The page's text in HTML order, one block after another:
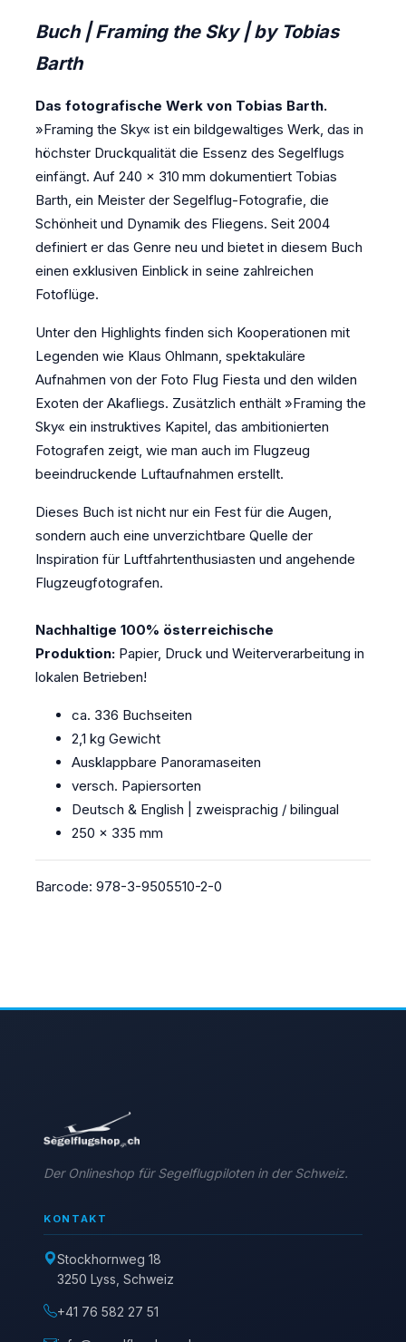
Buch | Framing the Sky | by Tobias
Barth
Das fotografische Werk von Tobias Barth.
»Framing the Sky« ist ein bildgewaltiges Werk, das in
höchster Druckqualität die Essenz des Segelflugs
einfängt. Auf 240 × 310 mm dokumentiert Tobias
Barth, ein Meister der Segelflug-Fotografie, die
Schönheit und Dynamik des Fliegens. Seit 2004
definiert er das Genre neu und bietet in diesem Buch
einen exklusiven Einblick in seine zahlreichen
Fotoflüge.
Unter den Highlights finden sich Kooperationen mit
Legenden wie Klaus Ohlmann, spektakuläre
Aufnahmen von der Foto Flug Fiesta und den wilden
Exoten der Akafliegs. Zusätzlich enthält »Framing the
Sky« ein instruktives Kapitel, das ambitionierten
Fotografen zeigt, wie man auch im Flugzeug
beeindruckende Luftaufnahmen erstellt.
Dieses Buch ist nicht nur ein Fest für die Augen,
sondern auch eine unverzichtbare Quelle der
Inspiration für Luftfahrtenthusiasten und angehende
Flugzeugfotografen.
Nachhaltige 100% österreichische
Produktion: Papier, Druck und Weiterverarbeitung in
lokalen Betrieben!
ca. 336 Buchseiten
2,1 kg Gewicht
Ausklappbare Panoramaseiten
versch. Papiersorten
Deutsch & English | zweisprachig / bilingual
250 x 335 mm
Barcode: 978-3-9505510-2-0
Der Onlineshop für Segelflugpiloten in der Schweiz.
KONTAKT
Stockhornweg 18
3250 Lyss, Schweiz
+41 76 582 27 51